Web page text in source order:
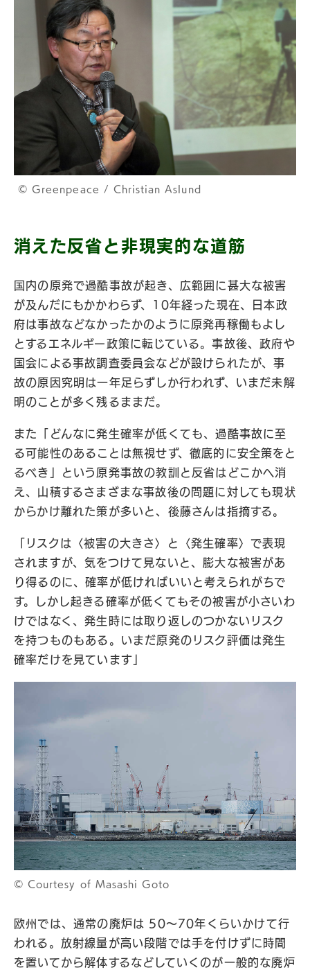
© Greenpeace / Christian Aslund
消えた反省と非現実的な道筋
国内の原発で過酷事故が起き、広範囲に甚大な被害
が及んだにもかかわらず、10年経った現在、日本政
府は事故などなかったかのように原発再稼働もよし
とするエネルギー政策に転じている。事故後、政府や
国会による事故調査委員会などが設けられたが、事
故の原因究明は一年足らずしか行われず、いまだ未解
明のことが多く残るままだ。
また「どんなに発生確率が低くても、過酷事故に至
る可能性のあることは無視せず、徹底的に安全策をと
るべき」という原発事故の教訓と反省はどこかへ消
え、山積するさまざまな事故後の問題に対しても現状
からかけ離れた策が多いと、後藤さんは指摘する。
「リスクは〈被害の大きさ〉と〈発生確率〉で表現
されますが、気をつけて見ないと、膨大な被害があ
り得るのに、確率が低ければいいと考えられがちで
す。しかし起きる確率が低くてもその被害が小さいわ
けではなく、発生時には取り返しのつかないリスク
を持つものもある。いまだ原発のリスク評価は発生
確率だけを見ています」
© Courtesy of Masashi Goto
欧州では、通常の廃炉は 50〜70年くらいかけて行
われる。放射線量が高い段階では手を付けずに時間
を置いてから解体するなどしていくのが一般的な廃炉